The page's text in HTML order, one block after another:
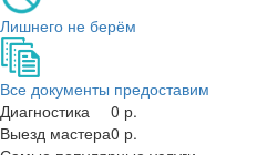
Лишнего не берём
Все документы предоставим
Диагностика
0 р.
Выезд мастера0 р.